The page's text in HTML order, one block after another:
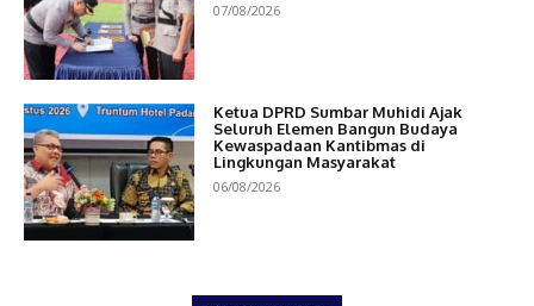
07/08/2026
Ketua DPRD Sumbar Muhidi Ajak
Seluruh Elemen Bangun Budaya
Kewaspadaan Kantibmas di
Lingkungan Masyarakat
06/08/2026